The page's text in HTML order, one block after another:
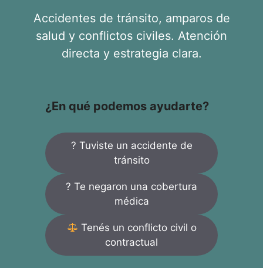
Accidentes de tránsito, amparos de
salud y conflictos civiles. Atención
directa y estrategia clara.
¿En qué podemos ayudarte?
? Tuviste un accidente de
tránsito
? Te negaron una cobertura
médica
Tenés un conflicto civil o
contractual